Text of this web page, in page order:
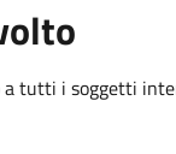
tutti i soggetti